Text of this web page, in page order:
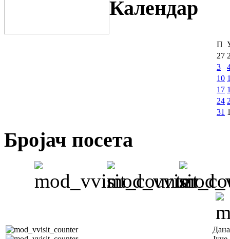
Календар
П
27
3
10
17
24
31
Бројач посета